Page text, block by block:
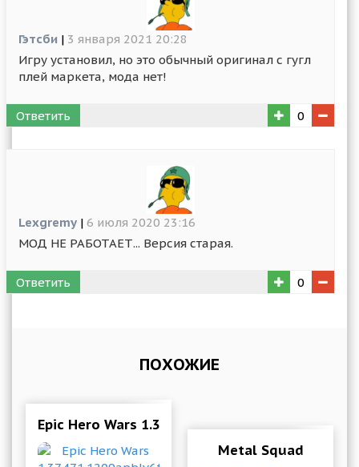
Гэтсби | 3 января 2021 20:28
Игру установил, но это обычный оригинал с гугл
плей маркета, мода нет!
Ответить 0
Lexgremy | 6 июля 2020 23:16
МОД НЕ РАБОТАЕТ... Версия старая.
Ответить 0
ПОХОЖИЕ
Epic Hero Wars 1.37.471.1209apblv6ts Mod
Metal Squad